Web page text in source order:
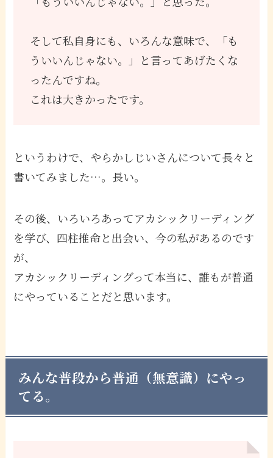
そして私自身にも、いろんな意味で、「も
ういいんじゃない。」と言ってあげたくな
ったんですね。
これは大きかったです。
というわけで、やらかしじいさんについて長々と
書いてみました…。長い。
その後、いろいろあってアカシックリーディング
を学び、四柱推命と出会い、今の私があるのです
が、
アカシックリーディングって本当に、誰もが普通
にやっていることだと思います。
みんな普段から普通（無意識）にやっ
てる。